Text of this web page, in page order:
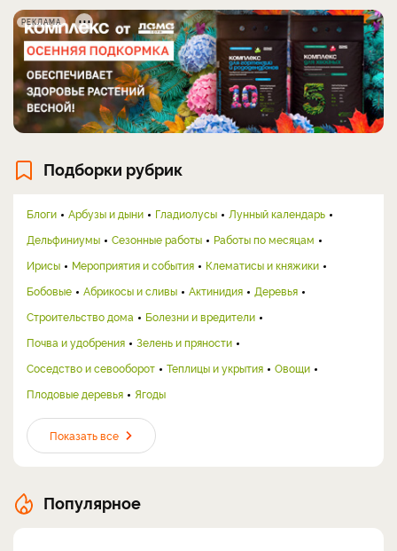
РЕКЛАМА
Подборки рубрик
Блоги Арбузы и дыни Гладиолусы
Лунный календарь
Дельфиниумы
Сезонные работы
Работы по месяцам
Ирисы
Мероприятия и события
Клематисы и княжики
Бобовые
Абрикосы и сливы Актинидия
Деревья
Строительство дома
Болезни и вредители
Почва и удобрения
Зелень и пряности
Соседство и севооборот
Теплицы и укрытия
Овощи
Плодовые деревья
Ягоды
Показать все
Популярное